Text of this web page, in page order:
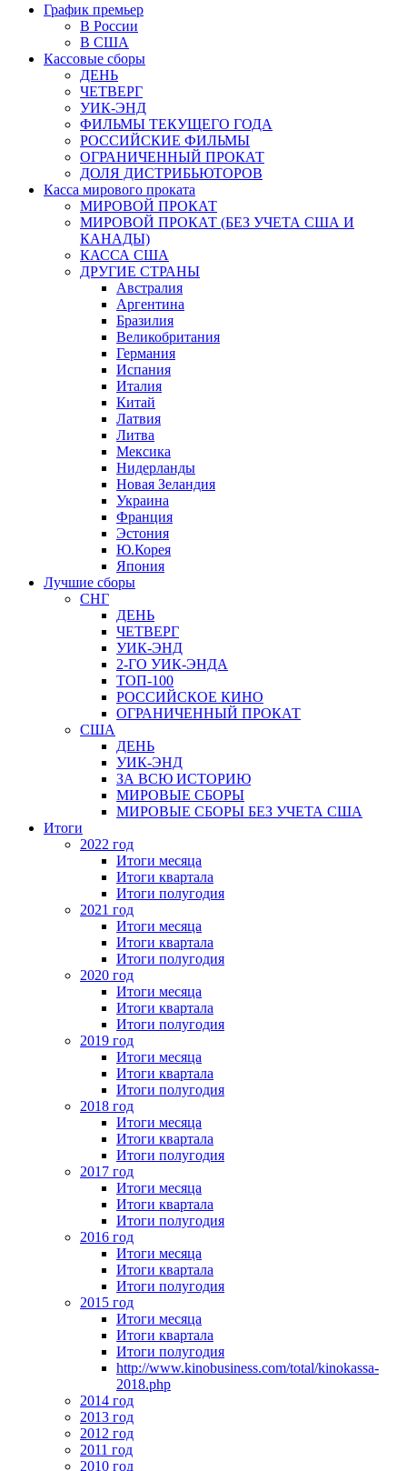
График премьер
В России
В США
Кассовые сборы
ДЕНЬ
ЧЕТВЕРГ
УИК-ЭНД
ФИЛЬМЫ ТЕКУЩЕГО ГОДА
РОССИЙСКИЕ ФИЛЬМЫ
ОГРАНИЧЕННЫЙ ПРОКАТ
ДОЛЯ ДИСТРИБЬЮТОРОВ
Касса мирового проката
МИРОВОЙ ПРОКАТ
МИРОВОЙ ПРОКАТ (БЕЗ УЧЕТА США И
КАНАДЫ)
КАССА США
ДРУГИЕ СТРАНЫ
Австралия
Аргентина
Бразилия
Великобритания
Германия
Испания
Италия
Китай
Латвия
Литва
Мексика
Нидерланды
Новая Зеландия
Украина
Франция
Эстония
Ю.Корея
Япония
Лучшие сборы
СНГ
ДЕНЬ
ЧЕТВЕРГ
УИК-ЭНД
2-ГО УИК-ЭНДА
ТОП-100
РОССИЙСКОЕ КИНО
ОГРАНИЧЕННЫЙ ПРОКАТ
США
ДЕНЬ
УИК-ЭНД
ЗА ВСЮ ИСТОРИЮ
МИРОВЫЕ СБОРЫ
МИРОВЫЕ СБОРЫ БЕЗ УЧЕТА США
Итоги
2022 год
Итоги месяца
Итоги квартала
Итоги полугодия
2021 год
Итоги месяца
Итоги квартала
Итоги полугодия
2020 год
Итоги месяца
Итоги квартала
Итоги полугодия
2019 год
Итоги месяца
Итоги квартала
Итоги полугодия
2018 год
Итоги месяца
Итоги квартала
Итоги полугодия
2017 год
Итоги месяца
Итоги квартала
Итоги полугодия
2016 год
Итоги месяца
Итоги квартала
Итоги полугодия
2015 год
Итоги месяца
Итоги квартала
Итоги полугодия
http://www.kinobusiness.com/total/kinokassa-
2018.php
2014 год
2013 год
2012 год
2011 год
2010 год